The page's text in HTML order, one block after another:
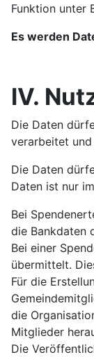
Funktion unter
Es werden
IV.
Die Daten
verarbeitet und
Die Daten
Daten ist nur
Bei
die Bankdaten
Bei einer
übermittelt.
Für die
die
Mitglieder
Die